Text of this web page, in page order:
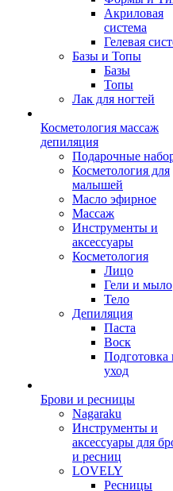
Акриловая
система
Гелевая
Базы и Топы
Базы
Топы
Лак для ногтей
Косметология массаж
депиляция
Подарочные
Косметология для
малышей
Масло эфирное
Массаж
Инструменты и
аксессуары
Косметология
Лицо
Гели и мыло
Тело
Депиляция
Паста
Воск
Подготовка
уход
Брови и ресницы
Nagaraku
Инструменты и
аксессуары для
и ресниц
LOVELY
Ресницы